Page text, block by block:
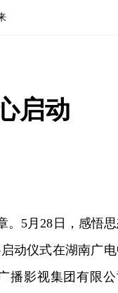
启动
。5月28日，感悟
动仪式在湖南广
播影视集团有限